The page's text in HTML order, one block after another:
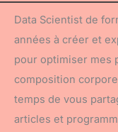
Data Scientist de
années à créer et
pour optimiser mes
composition
temps de vous
articles et